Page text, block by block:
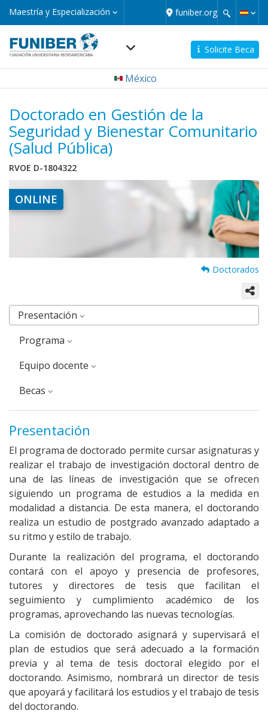
Pasar
principal
Maestría y Especialización
Maestría
y
funiber.org
Solicite Beca
Navegación
micro
México
Doctorado en Gestión de la
Seguridad y Bienestar Comunitario
(Salud Pública)
RVOE D-1804322
ONLINE
Doctorados
Presentación
Programa
equipo docente
Becas
Presentación
El programa de doctorado permite cursar asignaturas y
realizar el trabajo de investigación doctoral dentro de
una de las líneas de investigación que se ofrecen
siguiendo un programa de estudios a la medida en
modalidad a distancia. De esta manera, el doctorando
realiza un estudio de postgrado avanzado adaptado a
su ritmo y estilo de trabajo.
Durante la realización del programa, el doctorando
contará con el apoyo y presencia de profesores,
tutores y directores de tesis que facilitan el
seguimiento y cumplimiento académico de los
programas, aprovechando las nuevas tecnologías.
La comisión de doctorado asignará y supervisará el
plan de estudios que será adecuado a la formación
previa y al tema de tesis doctoral elegido por el
doctorando. Asimismo, nombrará un director de tesis
que apoyará y facilitará los estudios y el trabajo de tesis
del doctorando.